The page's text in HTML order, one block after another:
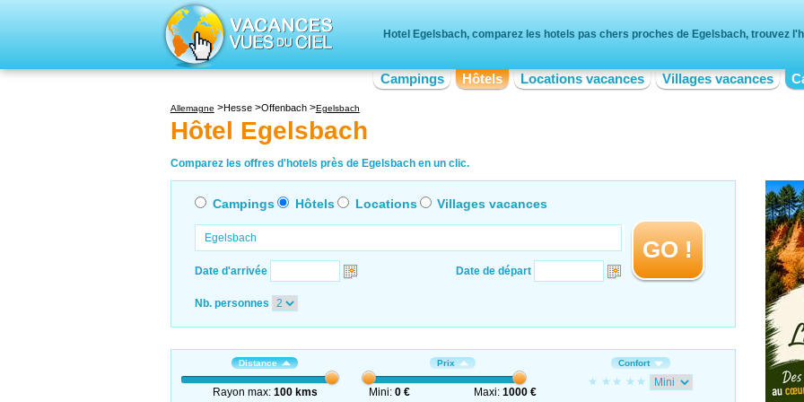
Hotel Egelsbach, comparez les hotels pas chers proches de Egelsbach, trouvez
Campings Hôtels Locations vacances Villages vacances
Allemagne Hesse Offenbach Egelsbach
Hôtel Egelsbach
Comparez les offres d'hotels près de Egelsbach en un clic.
Campings Hôtels Locations Villages vacances
Date d'arrivée Date de départ
GO !
Nb. personnes
Distance
Rayon max: 100 kms
Prix
Mini:0 € Maxi: 1000 €
Confort